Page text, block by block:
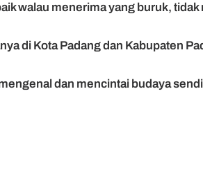
walau menerima yang buruk,
di Kota Padang dan Kabupaten
dan mencintai budaya